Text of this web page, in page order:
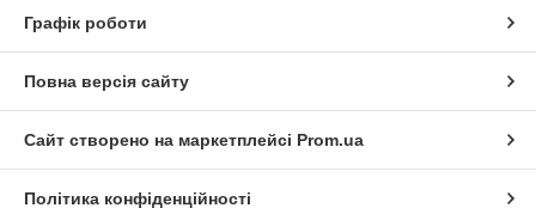
Графік роботи
Повна версія сайту
Сайт створено на маркетплейсі Prom.ua
Політика конфіденційності